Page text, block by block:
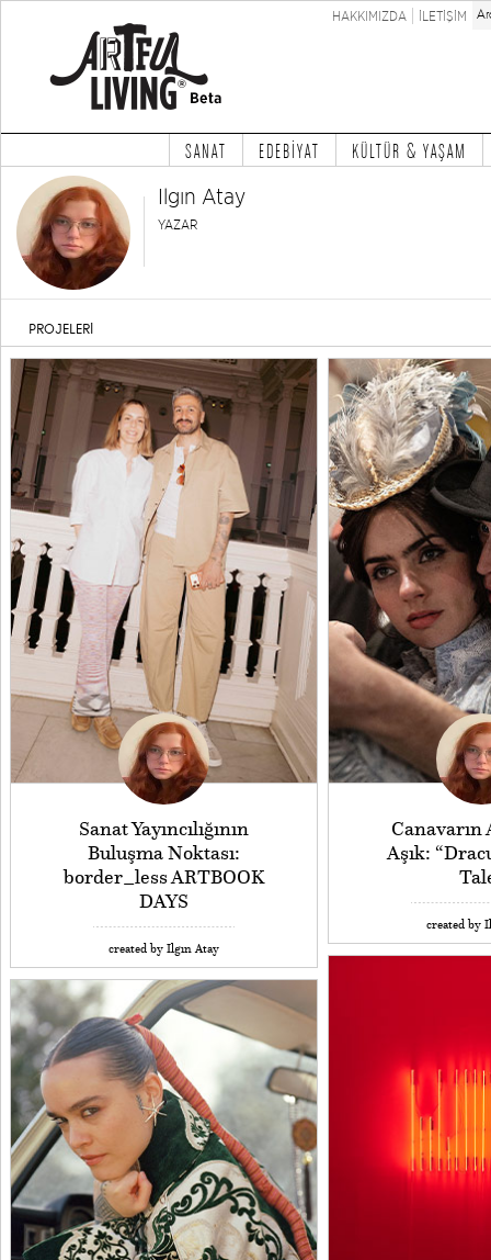
HAKKIMIZDA İLETİŞİM
SANAT EDEBİYAT KÜLTÜR & YAŞAM
Ilgın Atay
YAZAR
PROJELERİ
Sanat Yayıncılığının
Buluşma Noktası:
border_less ARTBOOK
DAYS
created by Ilgın Atay
Canavarın
Aşık:
created by